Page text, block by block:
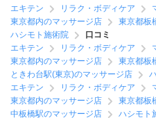
エキテン リラク・ボディケア
東京都内のマッサージ店
東京都板
ハシモト施術院
口コミ
エキテン
リラク・ボディケア
東京都内のマッサージ店
東京都板
ときわ台駅(東京)のマッサージ店
エキテン
リラク・ボディケア
東京都内のマッサージ店
東京都板
中板橋駅のマッサージ店
ハシモト